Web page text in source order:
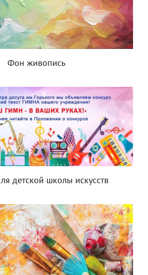
Фон живопись
детской школы искусств